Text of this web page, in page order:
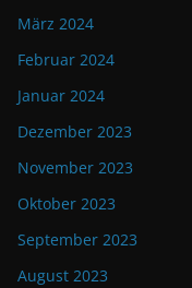
März 2024
Februar 2024
Januar 2024
Dezember 2023
November 2023
Oktober 2023
September 2023
August 2023